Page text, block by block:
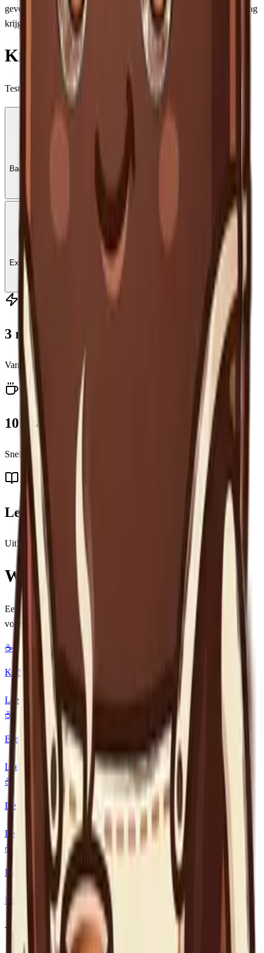
gevorderden, of Barista
voor de echte koffie-experts. Na elke vraag
krijg je uitleg, zodat je ook daadwerkelijk bijleert.
Kies je niveau
Test je koffiekennis in 10 vragen
Basisvragen voor beginners
Barista
Expert niveau vragen
Start quiz
3 niveaus
Van Noob tot Barista, kies je eigen uitdaging
10 vragen
Snelle quiz die je in een paar minuten speelt
Leer bij
Uitleg bij elk antwoord zodat je bijleert
Wist je dat...?
Een paar interessante koffieweetjes om je alvast warm te maken
voor de quiz
☕
Koffie is na olie de meest verhandelde grondstof ter wereld
Lees meer
☕
Een espresso bevat minder cafeïne dan een kopje filterkoffie
Lees meer
☕
De naam 'cappuccino' komt van de kapucijner monniken
Lees meer
☕
Finland is het land met het hoogste koffieverbruik per hoofd
Lees meer
Veelgestelde vragen